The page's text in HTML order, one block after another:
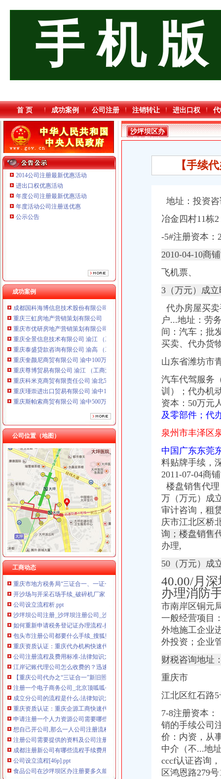
手 机 版
首 页 成功案例 公司注册 注销转让 进出口权
2014公司注册最新优惠活动
进出口权优惠活动
年度公司注册最新优惠活动
年度活动公司注册送优惠
公示公告
成功案例
重庆三虹房地产营销策划有限公司
重庆市优研房地产营销策划有限公司
重庆全景信息技术有限公司 渝江 （工商注册）
重庆泰盛贷款咨询有限公司 渝高 （工商注册）
重庆奎颜尼商贸有限公司 渝中100万 （工商注册）
重庆尊博贸易有限公司 渝江 （工商注册）
重庆科米克商贸有限责任公司 渝北50万 （工商注册）
重庆瑾崇进出口贸易有限公司 渝中100万 （进出口权）
重庆斯帕索商贸有限公司 渝中500万 （进出口权）
重庆德谋生产力促进中心有限公司 渝大10万 （工商注册）
成都国科海博信息技术股份有限公司重庆分公司 渝江 （工商注册）
重庆三虹房地产营销策划有限公司
重庆市优研房地产营销策划有限公司
重庆全景信息技术有限公司 渝江 （工商注册）
重庆泰盛贷款咨询有限公司 渝高 （工商注册）
重庆奎颜尼商贸有限公司 渝中100万 （工商注册）
重庆尊博贸易有限公司 渝江 （工商注册）
重庆科米克商贸有限责任公司 渝北50万 （工商注册）
重庆瑾崇进出口贸易有限公司 渝中100万 （进出口权）
重庆斯帕索商贸有限公司 渝中500万 （进出口权）
重庆德谋生产力促进中心有限公司 渝大10万 （工商注册）
成都国科海博信息技术股份有限公司重庆分公司 渝江 （工商注册）
公司位置（地图）
工商动态
沙坪坝区办税务登记证流程
单位纳税人、个体工商户、分支机构办理税务登记证的流程
开沙场与开采石场手续_破碎机厂家
注册个公司要多少钱？注册公司流程步骤_更富学院_资讯_更富网
重庆沙坪坝工商**公司注册重庆沙坪坝工商**优惠办理重庆公司注册今
沙坪坝哪里可以办理,沙坪坝哪里能够办理个人无押|价
重庆沙坪坝门户网
重庆--中国政协新闻网--人民网
2017年公司注册流程-法律快车公司法
办理税务登记有哪些流程-法律知识|华律网（66Law.cn）
重庆市地方税务局“三证合一、一证一码”登记模式办税（费）指南
开沙场与开采石场手续_破碎机厂家
公司设立流程析.ppt
沙坪坝公司注册_沙坪坝注册公司_沙坪坝代办注册公司_沙坪坝代理公
如何重新申请税务登记证办理流程-搜问问
包头市注册公司都要什么手续_搜狐财经_搜狐网
重庆资质认证：重庆代办机构快速代办房地产开发资质,执照,物管资
公司注册流程及费用标准-法律知识大全|律师365(.com)
江岸记账代理公司怎么收费的？迅速办理找哪家？-中介代理-深圳酷易搜
【重庆公司代办之“三证合一”新旧照换领的流程】-沙坪坝小龙坎易
注册一个电子商务公司_北京顶呱呱公司注册_搜狐其它_搜狐网
成立分公司的流程是什么-法律知识大全|律师365(.com)
重庆资质认证：重庆企源工商快速代办渝中区的房地产开发资质延期新
申请注册一个人力资源公司需要哪些流程和费用。我们公司主要从事代
想自己开公司,那么一人公司注册流程是什么？_搜狐财经_搜狐网
注册公司需要提供的资料及公司注册流程-搜百科
成都注册新公司有哪些流程手续费用？_贝多财务企业官网—站式企业
公司设立流程[46p].ppt
食品公司在沙坪坝区办注册要多久能开始运营_上海赢缘财务咨询有限
办理企业税务登记证-税务代理-武汉八方鼎力财务咨询有限公司
【税务登记证】税务登记证有效期税务登记证如何办理_十大品牌网
沙坪坝区办
税务登记证
【手续
地址： 投资
冶金四村11栋2
-5#注册资本：
2010-04-10商
飞机票、
3（万元）成
代办房屋买
户...地址：劳
间：汽车；批
买卖、 代办货
山东省潍坊市
汽车代驾服务
训）；代办机
资本：50万元
及零部件；代
泉州市丰泽区
中国广东东莞
料贴牌手续，
2011-07-04商
楼盘销售代
万（万元）成
审计咨询， 租
庆市江北区桥
询；楼盘销售
办理,
50（万元）成
40.00/月
办理消防
市南岸区铜元
一般经营项目
外地施工企业
外投资；企业
财税咨询地址
重庆市
江北区红石路5
7-8注册资本
销的手续公司
价：内资，从
中介（不...地
cccf认证咨询
区鸿恩路279